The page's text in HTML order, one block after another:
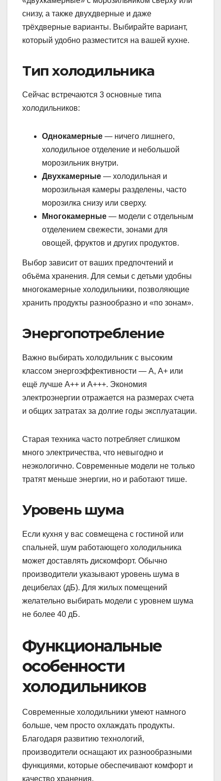
снизу, а также двухдверные и даже
трёхдверные варианты. Выбирайте вариант,
который удобно разместится на вашей кухне.
Тип холодильника
Сейчас встречаются 3 основные типа
холодильников:
Однокамерные — ничего лишнего,
холодильное отделение и небольшой
морозильник внутри.
Двухкамерные — холодильная и
морозильная камеры разделены, часто
морозилка снизу или сверху.
Многокамерные — модели с отдельным
отделением свежести, зонами для
овощей, фруктов и других продуктов.
Выбор зависит от ваших предпочтений и
объёма хранения. Для семьи с детьми удобны
многокамерные холодильники, позволяющие
хранить продукты разнообразно и «по зонам».
Энергопотребление
Важно выбирать холодильник с высоким
классом энергоэффективности — А, А+ или
ещё лучше А++ и А+++. Экономия
электроэнергии отражается на размерах счета
и общих затратах за долгие годы эксплуатации.
Старая техника часто потребляет слишком
много электричества, что невыгодно и
неэкологично. Современные модели не только
тратят меньше энергии, но и работают тише.
Уровень шума
Если кухня у вас совмещена с гостиной или
спальней, шум работающего холодильника
может доставлять дискомфорт. Обычно
производители указывают уровень шума в
децибелах (дБ). Для жилых помещений
желательно выбирать модели с уровнем шума
не более 40 дБ.
Функциональные
особенности
холодильников
Современные холодильники умеют намного
больше, чем просто охлаждать продукты.
Благодаря развитию технологий,
производители оснащают их разнообразными
функциями, которые обеспечивают комфорт и
качество хранения.